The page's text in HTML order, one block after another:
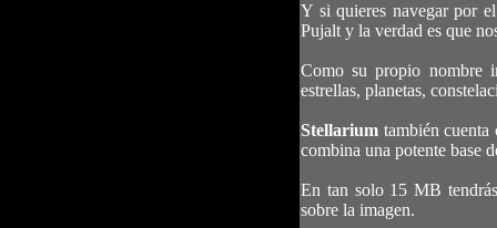
Y si quieres navegar por
Pujalt y la verdad es que
Como su propio nombre
estrellas, planetas,
Stellarium también
combina una potente base
En tan solo 15 MB
sobre la imagen.